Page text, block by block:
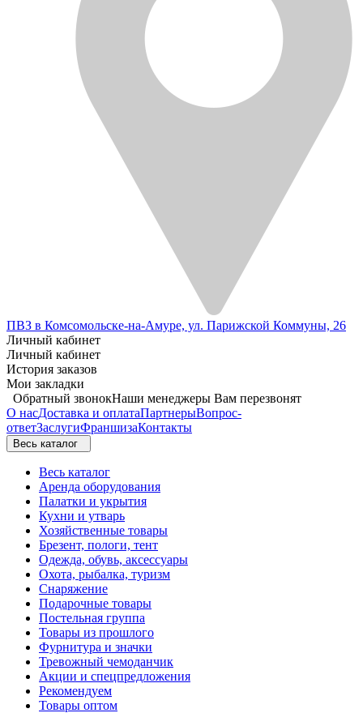
ПВЗ в Комсомольске-на-Амуре, ул. Парижской Коммуны, 26
Личный кабинет
Личный кабинет
История заказов
Мои закладки
Обратный звонокНаши менеджеры Вам перезвонят
О насДоставка и оплатаПартнерыВопрос-
ответЗаслугиФраншизаКонтакты
Весь каталог
Весь каталог
Аренда оборудования
Палатки и укрытия
Кухни и утварь
Хозяйственные товары
Брезент, пологи, тент
Одежда, обувь, аксессуары
Охота, рыбалка, туризм
Снаряжение
Подарочные товары
Постельная группа
Товары из прошлого
Фурнитура и значки
Тревожный чемоданчик
Акции и спецпредложения
Рекомендуем
Товары оптом